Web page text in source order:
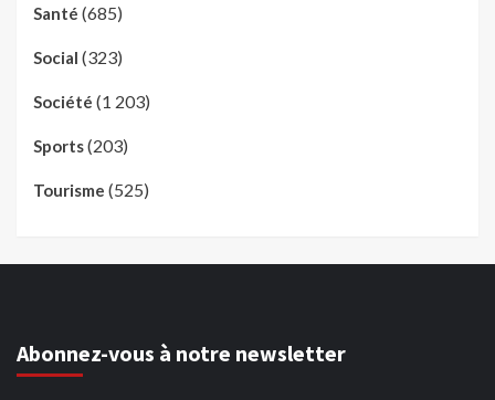
Santé (685)
Social (323)
Société (1 203)
Sports(203)
Tourisme (525)
Abonnez-vous à notre newsletter